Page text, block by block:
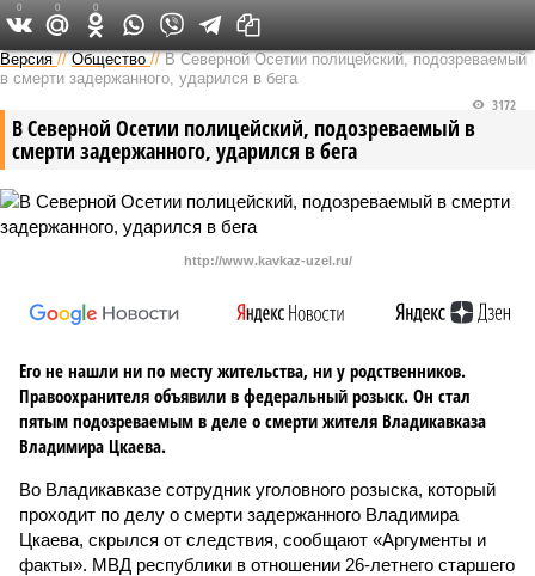
Версия на Кавказе
Версия //Общество //В Северной Осетии полицейский, подозреваемый
в смерти задержанного, ударился в бега
В Северной Осетии полицейский, подозреваемый в
смерти задержанного, ударился в бега
3172
http://www.kavkaz-uzel.ru/
Его не нашли ни по месту жительства, ни у родственников.
Правоохранителя объявили в федеральный розыск. Он стал
пятым подозреваемым в деле о смерти жителя Владикавказа
Владимира Цкаева.
Во Владикавказе сотрудник уголовного розыска, который
проходит по делу о смерти задержанного Владимира
Цкаева, скрылся от следствия, сообщают «Аргументы и
факты». МВД республики в отношении 26-летнего старшего
0 0 0